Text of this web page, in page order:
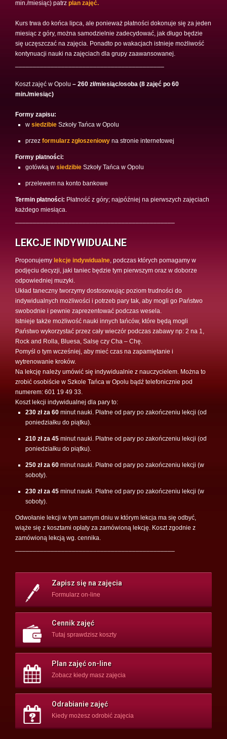
min./miesiąc) patrz plan zajęć.
Kurs trwa do końca lipca, ale ponieważ płatności dokonuje się za jeden
miesiąc z góry, można samodzielnie zadecydować, jak długo będzie
się uczęszczać na zajęcia. Ponadto po wakacjach istnieje możliwość
kontynuacji nauki na zajęciach dla grupy zaawansowanej.
Koszt zajęć w Opolu – 260 zł/miesiąc/osoba (8 zajęć po 60
min./miesiąc)
Formy zapisu:
w siedzibie Szkoły Tańca w Opolu
przez formularz zgłoszeniowy na stronie internetowej
Formy płatności:
gotówką w siedzibie Szkoły Tańca w Opolu
przelewem na konto bankowe
Termin płatności: Płatność z góry; najpóźniej na pierwszych zajęciach
każdego miesiąca.
LEKCJE INDYWIDUALNE
Proponujemy lekcje indywidualne , podczas których pomagamy w
podjęciu decyzji, jaki taniec będzie tym pierwszym oraz w doborze
odpowiedniej muzyki.
Układ taneczny tworzymy dostosowując poziom trudności do
indywidualnych możliwości i potrzeb pary tak, aby mogli go Państwo
swobodnie i pewnie zaprezentować podczas wesela.
Istnieje także możliwość nauki innych tańców, które będą mogli
Państwo wykorzystać przez cały wieczór podczas zabawy np: 2 na 1,
Rock and Rolla, Bluesa, Salsę czy Cha – Chę.
Pomyśl o tym wcześniej, aby mieć czas na zapamiętanie i
wytrenowanie kroków.
Na lekcję należy umówić się indywidualnie z nauczycielem. Można to
zrobić osobiście w Szkole Tańca w Opolu bądź telefonicznie pod
numerem: 601 19 49 33.
Koszt lekcji indywidualnej dla pary to:
230 zł za 60 minut nauki. Płatne od pary po zakończeniu lekcji (od
poniedziałku do piątku).
210 zł za 45 minut nauki. Płatne od pary po zakończeniu lekcji (od
poniedziałku do piątku).
250 zł za 60 minut nauki. Płatne od pary po zakończeniu lekcji (w
soboty).
230 zł za 45 minut nauki. Płatne od pary po zakończeniu lekcji (w
soboty).
Odwołanie lekcji w tym samym dniu w którym lekcja ma się odbyć,
wiąże się z kosztami opłaty za zamówioną lekcję. Koszt zgodnie z
zamówioną lekcją wg. cennika.
Zapisz się na zajęcia
Formularz on-line
Cennik zajęć
Tutaj sprawdzisz koszty
Plan zajęć on-line
Zobacz kiedy masz zajęcia
Odrabianie zajęć
Kiedy możesz odrobić zajęcia